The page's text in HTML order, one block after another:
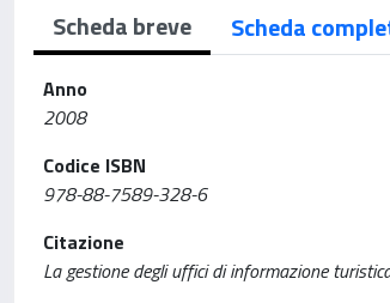
Scheda breve Scheda
Anno
2008
Codice ISBN
978-88-7589-328-6
Citazione
La gestione degli uffici di informazione